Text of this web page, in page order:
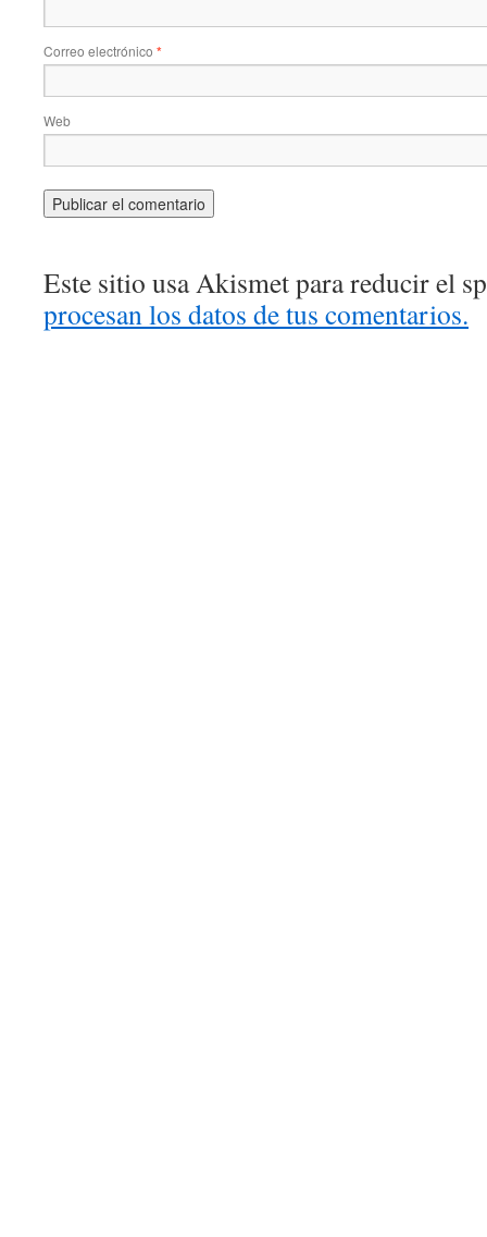
Correo electrónico *
Web
Este sitio usa Akismet para reducir el
procesan los datos de tus comentarios.